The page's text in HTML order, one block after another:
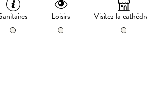
Loisirs Visitez la